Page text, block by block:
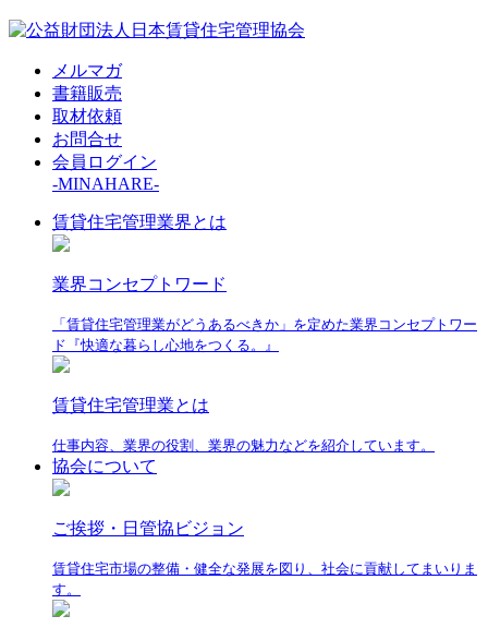
メルマガ
書籍販売
取材依頼
お問合せ
会員ログイン
-MINAHARE-
賃貸住宅管理業界とは
業界コンセプトワード
「賃貸住宅管理業がどうあるべきか」を定めた業界コンセプトワー
ド『快適な暮らし心地をつくる。』
賃貸住宅管理業とは
仕事内容、業界の役割、業界の魅力などを紹介しています。
協会について
ご挨拶・日管協ビジョン
賃貸住宅市場の整備・健全な発展を図り、社会に貢献してまいりま
す。